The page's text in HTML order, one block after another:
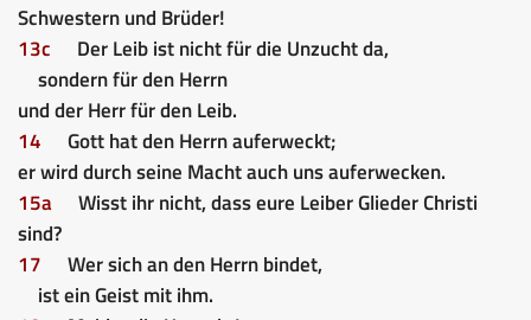
Schwestern und Brüder!
13c
Der Leib ist nicht für die Unzucht da,
sondern für den Herrn
und der Herr für den Leib.
14
Gott hat den Herrn auferweckt;
er wird durch seine Macht auch uns auferwecken.
15a
Wisst ihr nicht, dass eure Leiber Glieder Christi
sind?
17
Wer sich an den Herrn bindet,
isteinGeist mit ihm.